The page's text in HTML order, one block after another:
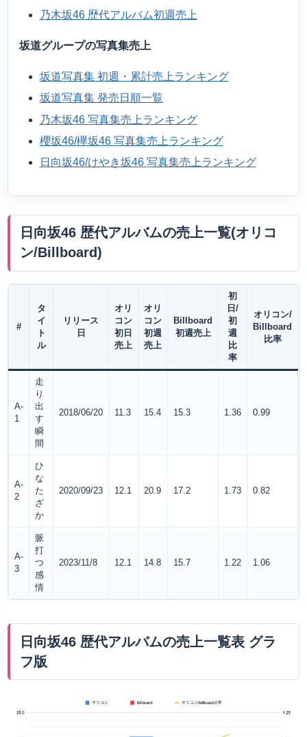
乃木坂46 歴代アルバム初週売上
坂道グループの写真集売上
坂道写真集 初週・累計売上ランキング
坂道写真集 発売日順一覧
乃木坂46 写真集売上ランキング
櫻坂46/欅坂46 写真集売上ランキング
日向坂46/けやき坂46 写真集売上ランキング
日向坂46 歴代アルバムの売上一覧(オリコ
ン/Billboard)
#
タ
イ
ト
ル
リリース
日
オリ
コン
初日
売上
オリ
コン
初週
売上
Billboard
初週売上
初
日/
初
週
比
率
オリコン/
Billboard
比率
A-
1
走
り
出
す
瞬
間
2018/06/20 11.3 15.4 15.3 1.36 0.99
A-
2
ひ
な
た
ざ
か
2020/09/23 12.1 20.9 17.2 1.73 0.82
A-
3
脈
打
つ
感
情
2023/11/8 12.1 14.8 15.7 1.22 1.06
日向坂46 歴代アルバムの売上一覧表 グラ
フ版